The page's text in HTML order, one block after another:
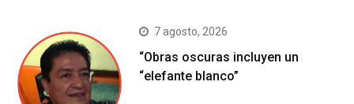
7 agosto, 2026
“Obras oscuras incluyen un
“elefante blanco”